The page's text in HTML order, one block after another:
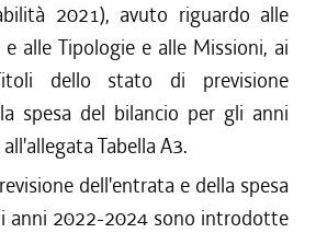
2021), avuto riguardo alle
alle Tipologie e alle Missioni, ai
dello stato di previsione
spesa del bilancio per gli anni
Tabella A3.
dell'entrata e della spesa
anni 2022-2024 sono introdotte